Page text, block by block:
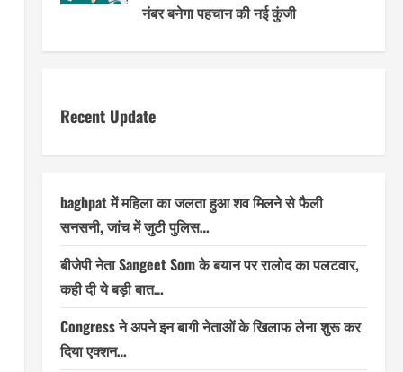
नंबर बनेगा पहचान की नई कुंजी
Recent Update
baghpat में महिला का जलता हुआ शव मिलने से फैली
सनसनी, जांच में जुटी पुलिस…
बीजेपी नेता Sangeet Som के बयान पर रालोद का पलटवार,
कही दी ये बड़ी बात…
Congress ने अपने इन बागी नेताओं के खिलाफ लेना शुरू कर
दिया एक्शन…